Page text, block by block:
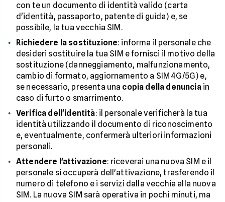
con te un documento di identità valido (carta
d'identità, passaporto, patente di guida) e, se
possibile, la tua vecchia SIM.
Richiedere la sostituzione: informa il personale che
desideri sostituire la tua SIM e fornisci il motivo della
sostituzione (danneggiamento, malfunzionamento,
cambio di formato, aggiornamento a SIM 4G/5G) e,
se necessario, presenta una copia della denunciain
caso di furto o smarrimento.
Verifica dell'identità: il personale verificherà la tua
identità utilizzando il documento di riconoscimento
e, eventualmente, confermerà ulteriori informazioni
personali.
Attendere l'attivazione: riceverai una nuova SIM e il
personale si occuperà dell'attivazione, trasferendo il
numero di telefono e i servizi dalla vecchia alla nuova
SIM. La nuova SIM sarà operativa in pochi minuti, ma